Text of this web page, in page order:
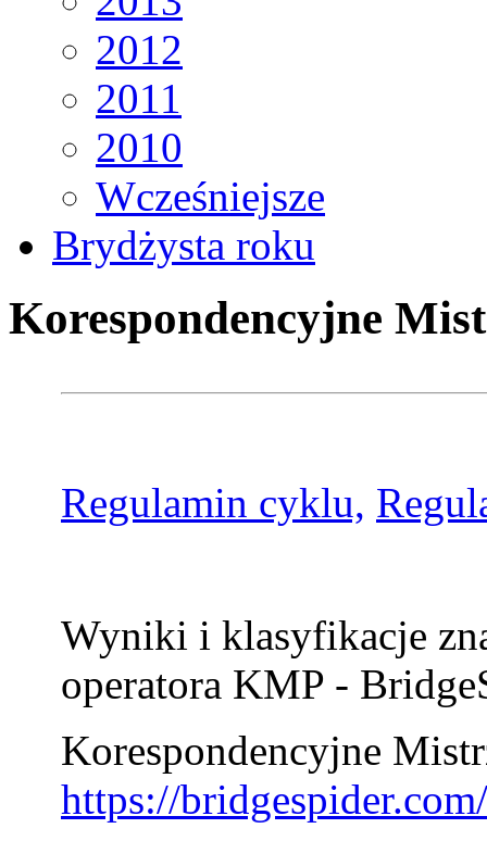
2012
2011
2010
Wcześniejsze
Brydżysta roku
Korespondencyjne
Regulamin cyklu,
Wyniki i klasyfikacje
operatora KMP -
Korespondencyjne
https://